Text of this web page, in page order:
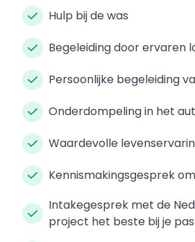
Hulp bij de was
Begeleiding door ervaren
Persoonlijke begeleiding
Onderdompeling in het
Waardevolle
Kennismakingsgesprek
Intakegesprek met de
project het beste bij je